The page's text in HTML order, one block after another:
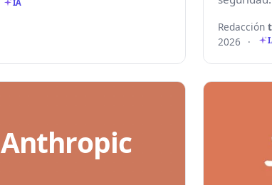
IA
Redacción
2026
·
Anthropic